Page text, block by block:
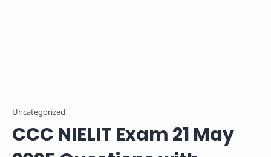
Uncategorized
CCC NIELIT Exam 21 May